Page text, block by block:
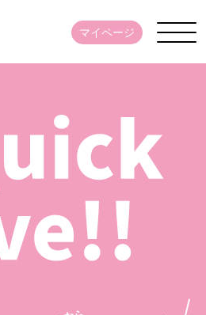
マイページ